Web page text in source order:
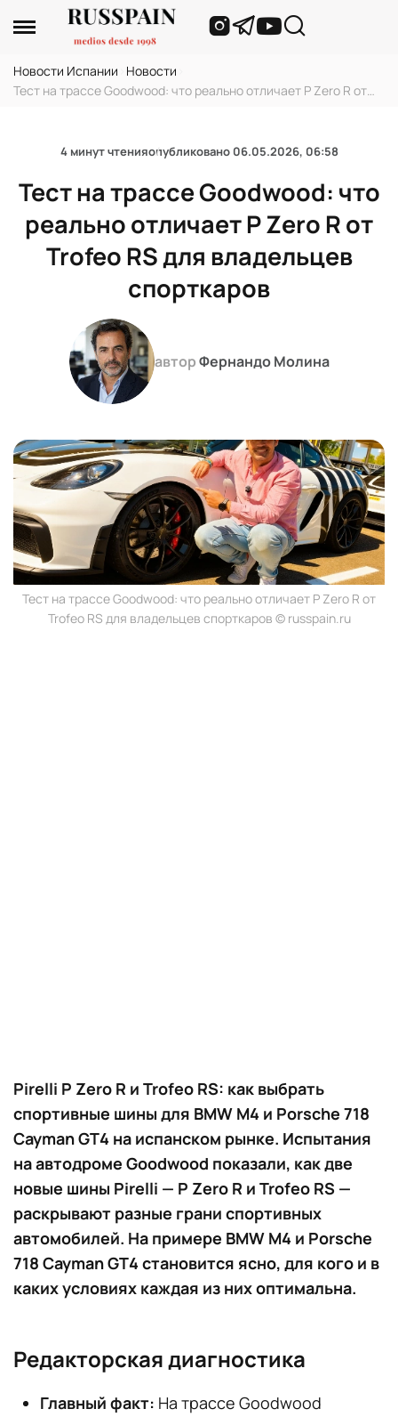
Новости Испании Новости
Тест на трассе Goodwood: что реально отличает P Zero R от
4 минут чтенияопубликовано 06.05.2026, 06:58
Тест на трассе Goodwood: что
реально отличает P Zero R от
Trofeo RS для владельцев
спорткаров
авторФернандо Молина
Тест на трассе Goodwood: что реально отличает P Zero R от
Trofeo RS для владельцев спорткаров © russpain.ru
Pirelli P Zero R и Trofeo RS: как выбрать
спортивные шины для BMW M4 и Porsche 718
Cayman GT4 на испанском рынке. Испытания
на автодроме Goodwood показали, как две
новые шины Pirelli — P Zero R и Trofeo RS —
раскрывают разные грани спортивных
автомобилей. На примере BMW M4 и Porsche
718 Cayman GT4 становится ясно, для кого и в
каких условиях каждая из них оптимальна.
Редакторская диагностика
Главный факт: На трассе Goodwood